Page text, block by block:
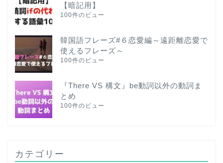
【暗記用】
100件のビュー
韓国語フレーズ#６恋愛編～遠距離恋愛で
使えるフレーズ～
100件のビュー
『There VS 構文』be動詞以外の動詞ま
とめ
100件のビュー
カテゴリー